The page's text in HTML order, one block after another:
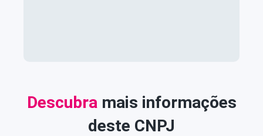
Descubramais informações
deste CNPJ